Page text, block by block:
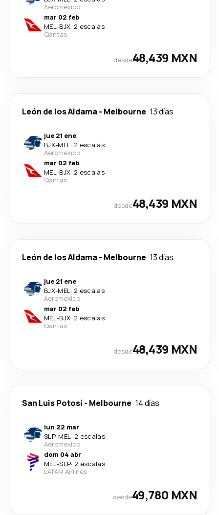
Aeromexico
mar 02 feb
MEL-BJX· 2 escalas
Qantas
desde48,439 MXN
León de los Aldama- Melbourne 13 días
jue 21 ene
BJX-MEL· 2 escalas
Aeromexico
mar 02 feb
MEL-BJX· 2 escalas
Qantas
desde48,439 MXN
León de los Aldama- Melbourne 13 días
jue 21 ene
BJX-MEL· 2 escalas
Aeromexico
mar 02 feb
MEL-BJX· 2 escalas
Qantas
desde48,439 MXN
San Luis Potosí- Melbourne 14 días
lun 22 mar
SLP-MEL· 2 escalas
Aeromexico
dom 04 abr
MEL-SLP· 2 escalas
LATAM Airlines
desde49,780 MXN